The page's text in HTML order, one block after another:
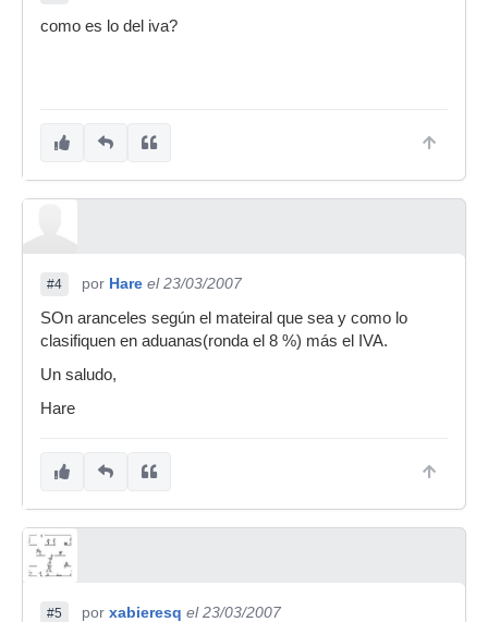
como es lo del iva?
#4 por Hare el 23/03/2007
SOn aranceles según el mateiral que sea y como lo
clasifiquen en aduanas(ronda el 8 %) más el IVA.
Un saludo,
Hare
#5 por xabieresq el 23/03/2007